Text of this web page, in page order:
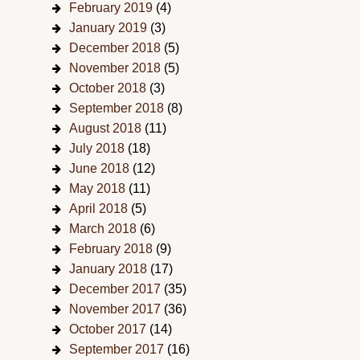
February 2019 (4)
January 2019 (3)
December 2018 (5)
November 2018 (5)
October 2018 (3)
September 2018 (8)
August 2018 (11)
July 2018 (18)
June 2018 (12)
May 2018 (11)
April 2018 (5)
March 2018 (6)
February 2018 (9)
January 2018 (17)
December 2017 (35)
November 2017 (36)
October 2017 (14)
September 2017 (16)